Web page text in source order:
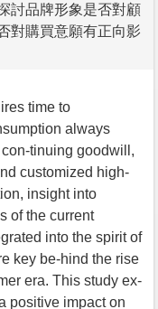
討品牌形象是否對顧
對購買意願有正向影
time to
always
tinuing goodwill,
customized high-
insight into
of the current
into the spirit of
key be-hind the rise
era. This study ex-
positive impact on